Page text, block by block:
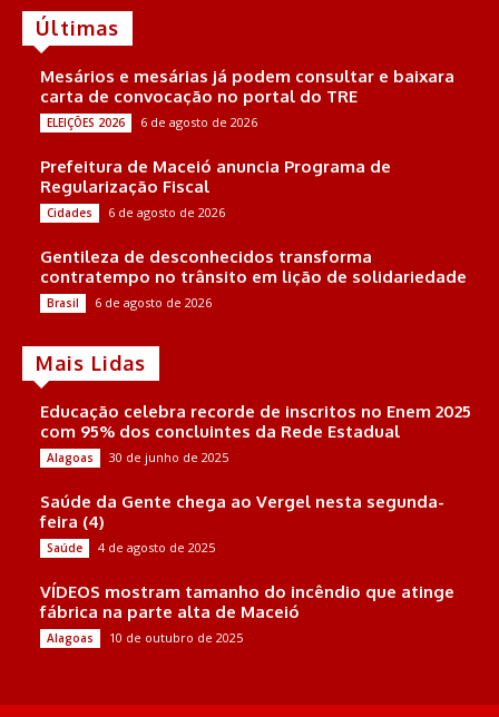
Últimas
Mesários e mesárias já podem consultar e baixara
carta de convocação no portal do TRE
ELEIÇÕES 2026 6 de agosto de 2026
Prefeitura de Maceió anuncia Programa de
Regularização Fiscal
Cidades 6 de agosto de 2026
Gentileza de desconhecidos transforma
contratempo no trânsito em lição de solidariedade
Brasil 6 de agosto de 2026
Mais Lidas
Educação celebra recorde de inscritos no Enem 2025
com 95% dos concluintes da Rede Estadual
Alagoas 30 de junho de 2025
Saúde da Gente chega ao Vergel nesta segunda-
feira (4)
Saúde 4 de agosto de 2025
VÍDEOS mostram tamanho do incêndio que atinge
fábrica na parte alta de Maceió
Alagoas 10 de outubro de 2025